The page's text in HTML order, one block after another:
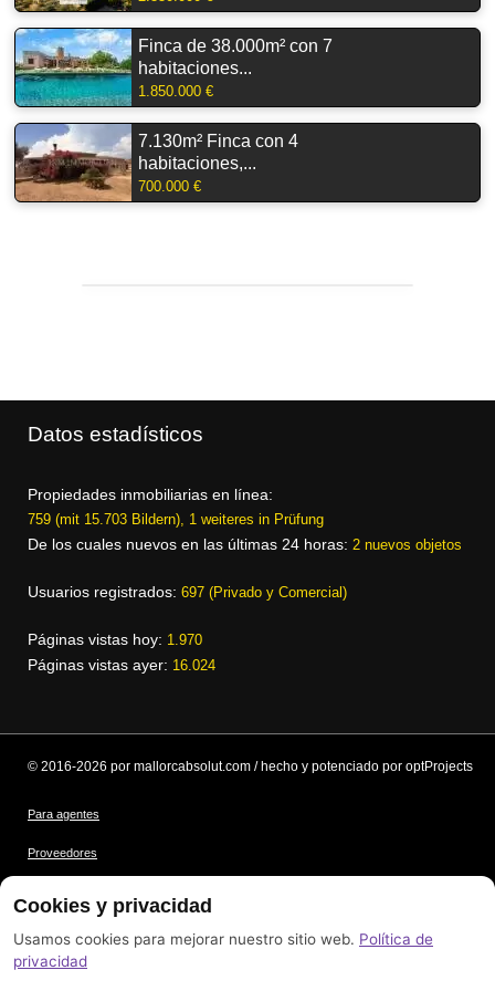
Finca de 38.000m² con 7
habitaciones...
1.850.000 €
7.130m² Finca con 4
habitaciones,...
700.000 €
Datos estadísticos
Propiedades inmobiliarias en línea:
759 (mit 15.703 Bildern), 1 weiteres in Prüfung
De los cuales nuevos en las últimas 24 horas: 2 nuevos objetos
Usuarios registrados: 697 (Privado y Comercial)
Páginas vistas hoy: 1.970
Páginas vistas ayer: 16.024
© 2016-2026 por mallorcabsolut.com / hecho y potenciado por optProjects
Para agentes
Proveedores
Créditos de las imágenes
Cookies y privacidad
Usamos cookies para mejorar nuestro sitio web. Política de
privacidad